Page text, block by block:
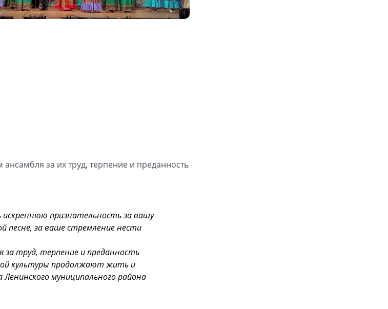
за их труд, терпение и преданность
признательность за вашу
песне, за ваше стремление нести
за труд, терпение и преданность
культуры продолжают жить и
Ленинского муниципального района